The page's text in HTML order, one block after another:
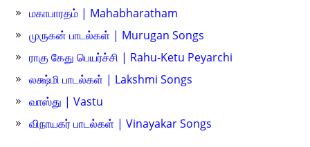
மகாபாரதம் | Mahabharatham
முருகன் பாடல்கள் | Murugan Songs
ராகு கேது பெயர்ச்சி | Rahu-Ketu Peyarchi
லக்ஷ்மி பாடல்கள் | Lakshmi Songs
வாஸ்து | Vastu
விநாயகர் பாடல்கள் | Vinayakar Songs